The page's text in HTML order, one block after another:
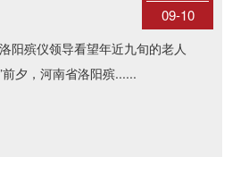
09-10
殡仪领导看望年近九旬的老人
河南省洛阳殡......